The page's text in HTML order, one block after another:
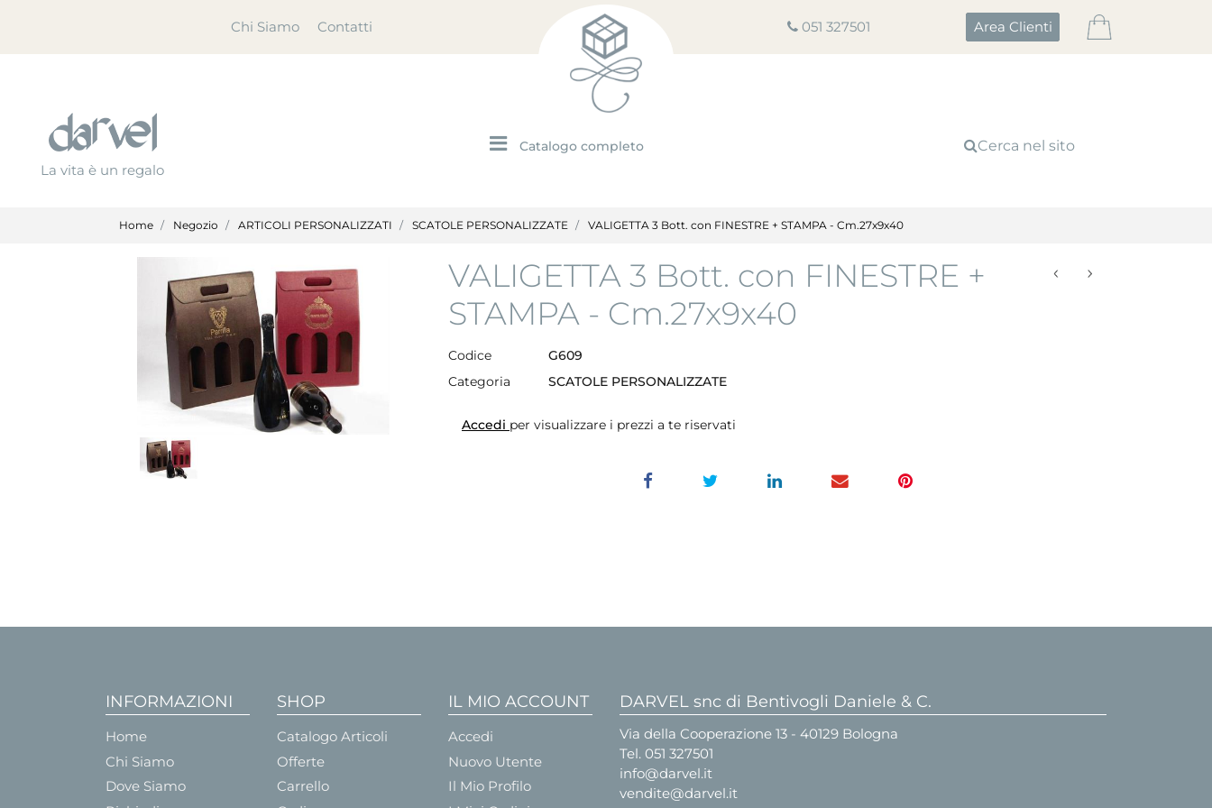
Chi Siamo Contatti 051 327501 Area Clienti
La vita è un regalo
Open menu Cerca nel sito
Home Negozio ARTICOLI PERSONALIZZATI SCATOLE PERSONALIZZATE VALIGETTA 3 Bott. con FINESTRE + STAMPA - Cm.27x9x40
VALIGETTA 3 Bott. con FINESTRE +
STAMPA - Cm.27x9x40
Codice
G609
Categoria
SCATOLE PERSONALIZZATE
Accedi per visualizzare i prezzi a te riservati
INFORMAZIONI
Home
Chi Siamo
Dove Siamo
SHOP
Catalogo Articoli
Offerte
Carrello
IL MIO ACCOUNT
Accedi
Nuovo Utente
Il Mio Profilo
DARVEL snc di Bentivogli Daniele & C.
Via della Cooperazione 13 - 40129 Bologna
Tel. 051 327501
info@darvel.it
vendite@darvel.it